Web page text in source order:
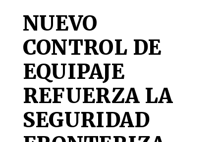
NUEVO
CONTROL DE
EQUIPAJE
REFUERZA LA
SEGURIDAD